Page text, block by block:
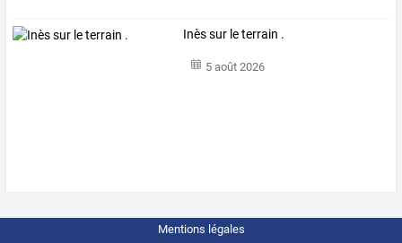
Inès sur le terrain .
5 août 2026
Mentions légales